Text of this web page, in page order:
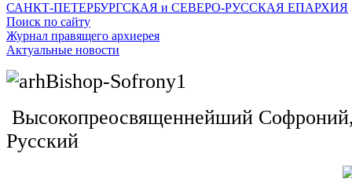
САНКТ-ПЕТЕРБУРГСКАЯ и СЕВЕРО-РУССКАЯ ЕПАРХИЯ
Поиск по сайту
Журнал правящего архиерея
Актуальные новости
Высокопреосвященнейший
Русский